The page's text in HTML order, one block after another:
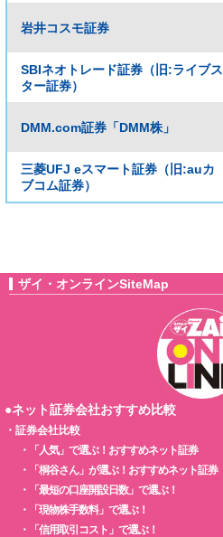
岩井コスモ証券
SBIネオトレード証券（旧:ライブス
ター証券）
DMM.com証券「DMM株」
三菱UFJ eスマート証券（旧:auカ
ブコム証券）
ザイ・オンラインSiteMap
●ネット証券会社おすすめ比較
・ 証券会社比較
・
「人気」で選ぶ！おすすめネット証券
・
「桐谷さん」が選ぶ！おすすめネット証券
・
「最短の口座開設日数」で選ぶ！
・
「現物株手数料」で選ぶ！
・
「信用取引コスト」で選ぶ！